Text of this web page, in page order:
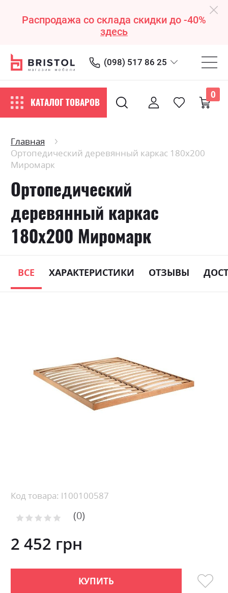
Распродажа со склада скидки до -40%
здесь
(098) 517 86 25
КАТАЛОГ ТОВАРОВ
0
Главная
Ортопедический деревянный каркас 180х200
Миромарк
Ортопедический
деревянный каркас
180х200 Миромарк
ВСЕ ХАРАКТЕРИСТИКИ ОТЗЫВЫ
images
beginning
the
gallery
Код товара: l100100587
Рейтинг: 0
2 452 грн
КУПИТЬ